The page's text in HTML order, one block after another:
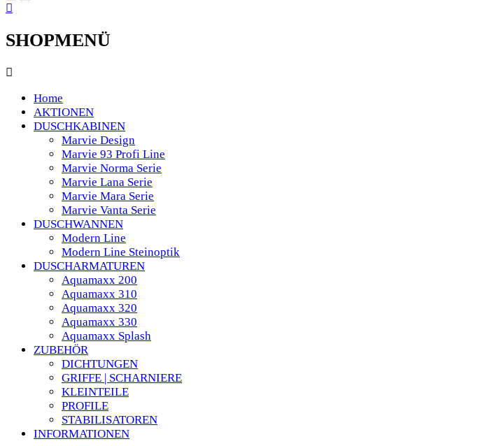
SHOPMENÜ
Home
AKTIONEN
DUSCHKABINEN
Marvie Design
Marvie 93 Profi Line
Marvie Norma Serie
Marvie Lana Serie
Marvie Mara Serie
Marvie Vanta Serie
DUSCHWANNEN
Modern Line
Modern Line Steinoptik
DUSCHARMATUREN
Aquamaxx 200
Aquamaxx 310
Aquamaxx 320
Aquamaxx 330
Aquamaxx Splash
ZUBEHÖR
DICHTUNGEN
GRIFFE | SCHARNIERE
KLEINTEILE
PROFILE
STABILISATOREN
INFORMATIONEN